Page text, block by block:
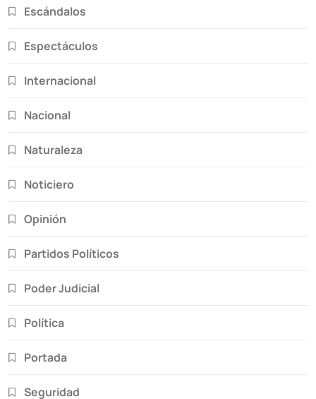
Escándalos
Espectáculos
Internacional
Nacional
Naturaleza
Noticiero
Opinión
Partidos Políticos
Poder Judicial
Política
Portada
Seguridad